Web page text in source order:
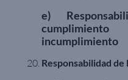
e)
incumplimiento
Responsabilidad de